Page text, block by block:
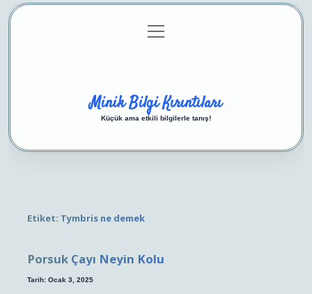
Gizlilik Politikası
menüyü
aç
Minik Bilgi Kırıntıları
Küçük ama etkili bilgilerle tanış!
Etiket: Tymbris ne demek
Porsuk Çayı Neyin Kolu
Tarih: Ocak 3, 2025